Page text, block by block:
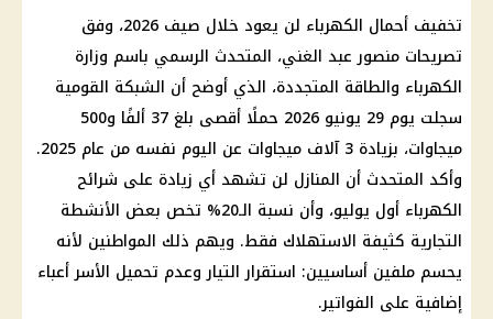
تخفيف أحمال الكهرباء لن يعود خلال صيف 2026، وفق
تصريحات منصور عبد الغني، المتحدث الرسمي باسم وزارة
الكهرباء والطاقة المتجددة، الذي أوضح أن الشبكة القومية
سجلت يوم 29 يونيو 2026 حملًا أقصى بلغ 37 ألفًا و500
ميجاوات، بزيادة 3 آلاف ميجاوات عن اليوم نفسه من عام 2025.
وأكد المتحدث أن المنازل لن تشهد أي زيادة على شرائح
الكهرباء أول يوليو
، وأن نسبة الـ20% تخص بعض الأنشطة
التجارية كثيفة الاستهلاك فقط. ويهم ذلك المواطنين لأنه
يحسم ملفين أساسيين: استقرار التيار وعدم تحميل الأسر أعباء
إضافية على الفواتير.